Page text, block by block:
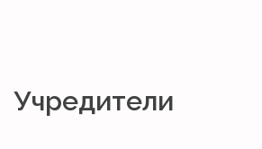
Учредители